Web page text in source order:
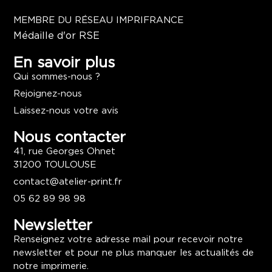
MEMBRE DU RÉSEAU IMPRIFRANCE
Médaille d'or RSE
En savoir plus
Qui sommes-nous ?
Rejoignez-nous
Laissez-nous votre avis
Nous contacter
41, rue Georges Ohnet
31200 TOULOUSE
contact@atelier-print.fr
05 62 89 98 98
Newsletter
Renseignez votre adresse mail pour recevoir notre
newsletter et pour ne plus manquer les actualités de
notre imprimerie.